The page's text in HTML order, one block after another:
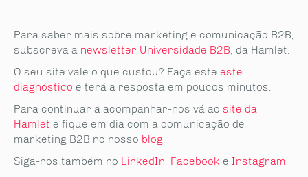
Para saber mais sobre marketing e comunicação B2B,
subscreva a newsletter Universidade B2B, da Hamlet.
O seu site vale o que custou? Faça este este
diagnóstico e terá a resposta em poucos minutos.
Para continuar a acompanhar-nos vá ao site da
Hamlet e fique em dia com a comunicação de
marketing B2B no nosso blog.
Siga-nos também no LinkedIn, Facebook e Instagram.